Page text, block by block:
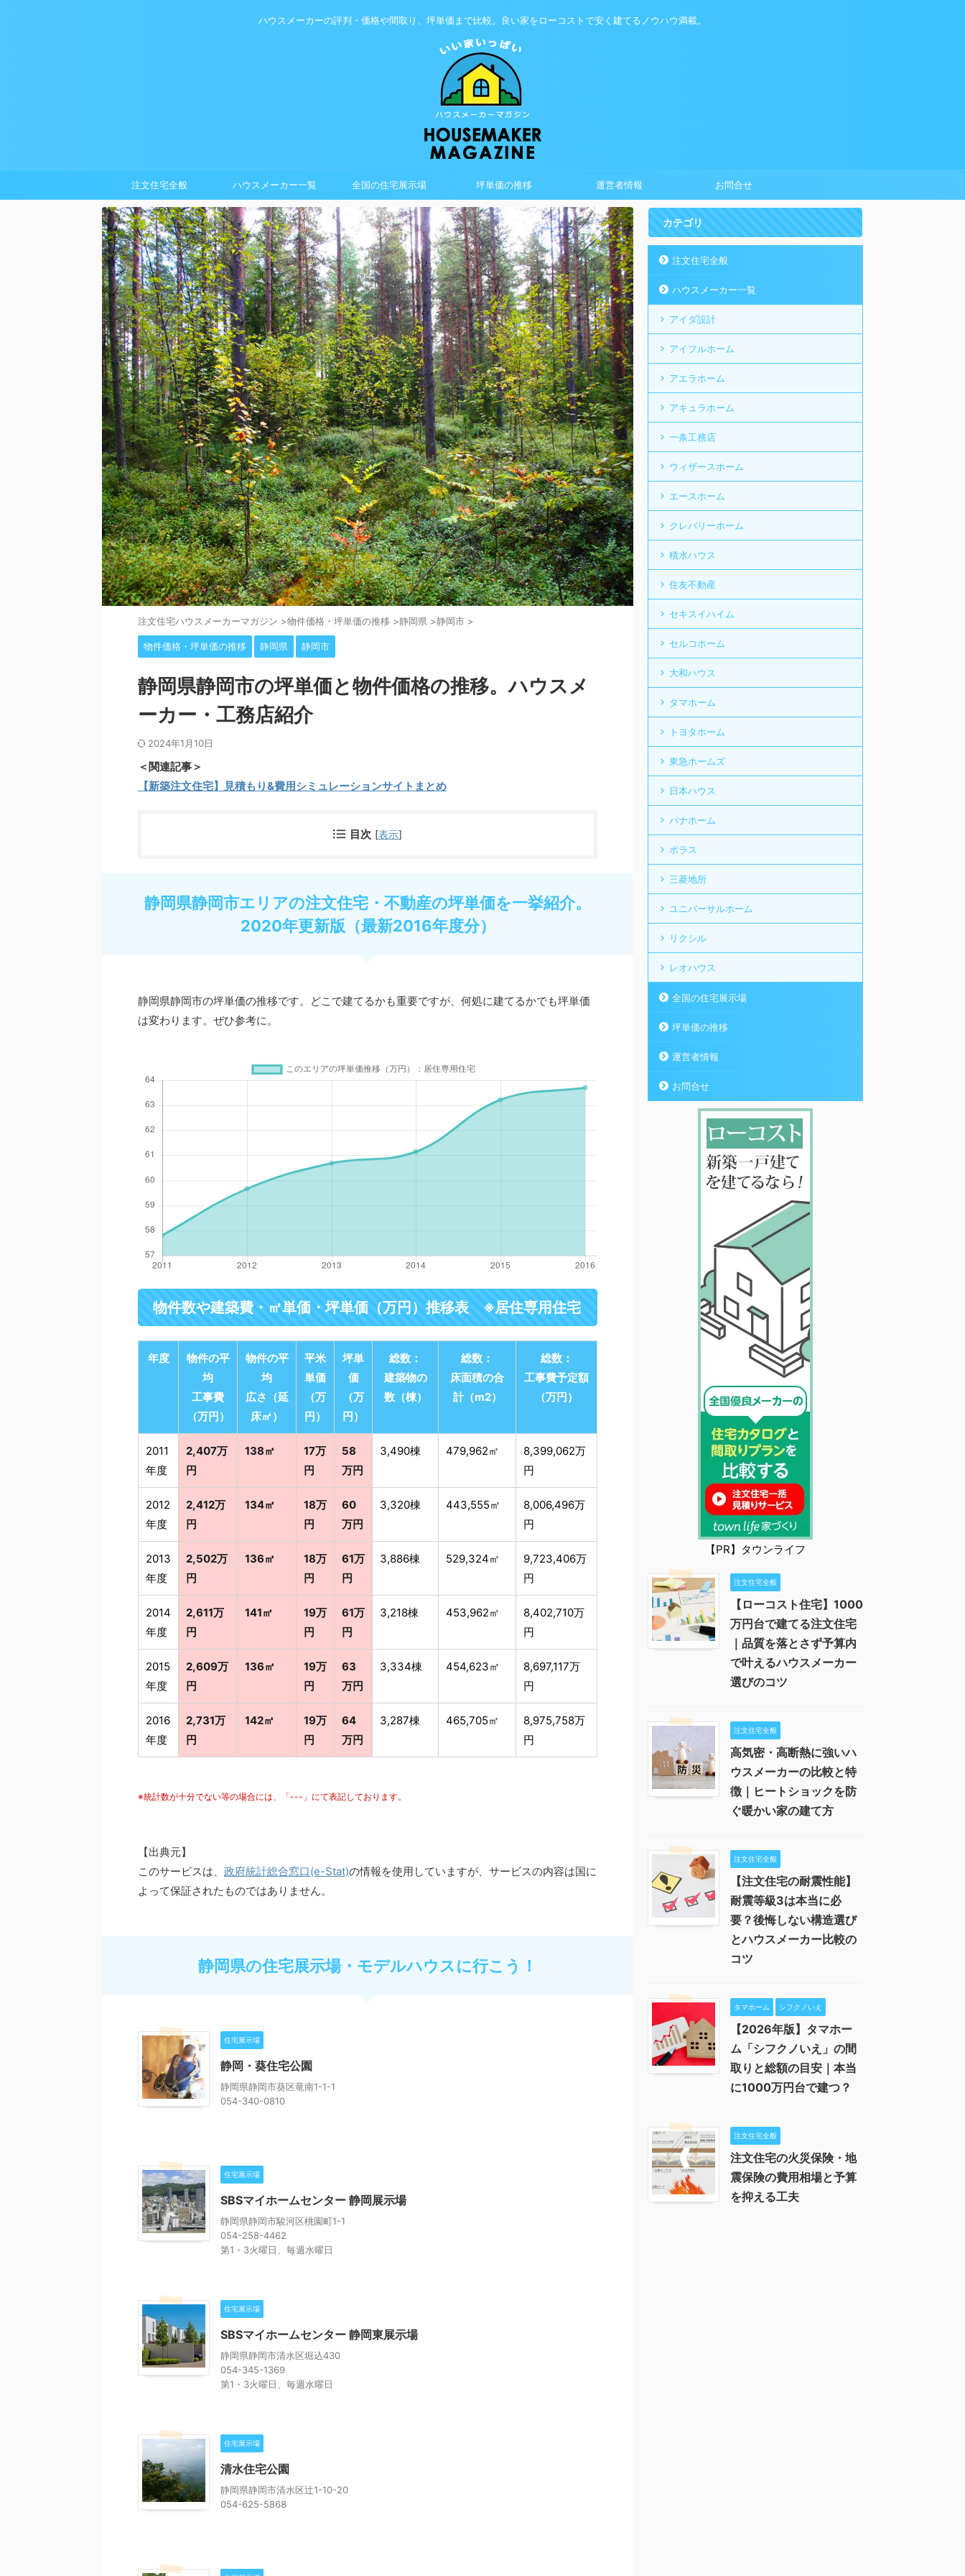
ハウスメーカーの評判・価格や間取り、坪単価まで比較。良い家をローコストで安く建てるノウハウ満載。
注文住宅全般 ハウスメーカー一覧 全国の住宅展示場 坪単価の推移 運営者情報 お問合せ
注⽂住宅ハウスメーカーマガジン >物件価格・坪単価の推移 >静岡県 >静岡市 >
物件価格・坪単価の推移 静岡県 静岡市
静岡県静岡市の坪単価と物件価格の推移。ハウスメ
ーカー・工務店紹介
2024年1月10日
＜関連記事＞
【新築注文住宅】見積もり&費用シミュレーションサイトまとめ
目次 [表示]
静岡県静岡市エリアの注文住宅・不動産の坪単価を一挙紹介。
2020年更新版（最新2016年度分）
静岡県静岡市の坪単価の推移です。どこで建てるかも重要ですが、何処に建てるかでも坪単価
は変わります。ぜひ参考に。
物件数や建築費・㎡単価・坪単価（万円）推移表 ※居住専用住宅
年度
物件の平
均
工事費
（万円）
物件の平
均
広さ（延
床㎡）
平米
単価
（万
円）
坪単
価
（万
円）
総数：
建築物の
数（棟）
総数：
床面積の合
計（m2）
総数：
工事費予定額
（万円）
2011
年度
2,407万
円
138㎡
17万
円
58
万円
3,490棟 479,962㎡
8,399,062万
円
2012
年度
2,412万
円
134㎡
18万
円
60
万円
3,320棟 443,555㎡
8,006,496万
円
2013
年度
2,502万
円
136㎡
18万
円
61万
円
3,886棟 529,324㎡
9,723,406万
円
2014
年度
2,611万
円
141㎡
19万
円
61万
円
3,218棟 453,962㎡
8,402,710万
円
2015
年度
2,609万
円
136㎡
19万
円
63
万円
3,334棟 454,623㎡
8,697,117万
円
2016
年度
2,731万
円
142㎡
19万
円
64
万円
3,287棟 465,705㎡
8,975,758万
円
※統計数が十分でない等の場合には、「---」にて表記しております。
【出典元】
このサービスは、 政府統計総合窓口(e-Stat)の情報を使用していますが、サービスの内容は国に
よって保証されたものではありません。
静岡県の住宅展示場・モデルハウスに行こう！
住宅展示場
静岡・葵住宅公園
静岡県静岡市葵区竜南1-1-1
054-340-0810
住宅展示場
SBSマイホームセンター 静岡展示場
静岡県静岡市駿河区桃園町1-1
054-258-4462
第1・3火曜日、毎週水曜日
住宅展示場
SBSマイホームセンター 静岡東展示場
静岡県静岡市清水区堀込430
054-345-1369
第1・3火曜日、毎週水曜日
住宅展示場
清水住宅公園
静岡県静岡市清水区辻1-10-20
054-625-5868
カテゴリ
注文住宅全般
ハウスメーカー一覧
アイダ設計
アイフルホーム
アエラホーム
アキュラホーム
一条工務店
ウィザースホーム
エースホーム
クレバリーホーム
積水ハウス
住友不動産
セキスイハイム
セルコホーム
大和ハウス
タマホーム
トヨタホーム
東急ホームズ
日本ハウス
パナホーム
ポラス
三菱地所
ユニバーサルホーム
リクシル
レオハウス
全国の住宅展示場
坪単価の推移
運営者情報
お問合せ
【PR】タウンライフ
注文住宅全般
【ローコスト住宅】1000
万円台で建てる注文住宅
｜品質を落とさず予算内
で叶えるハウスメーカー
選びのコツ
注文住宅全般
高気密・高断熱に強いハ
ウスメーカーの比較と特
徴｜ヒートショックを防
ぐ暖かい家の建て方
注文住宅全般
【注文住宅の耐震性能】
耐震等級3は本当に必
要？後悔しない構造選び
とハウスメーカー比較の
コツ
タマホーム シフクノいえ
【2026年版】タマホー
ム「シフクノいえ」の間
取りと総額の目安｜本当
に1000万円台で建つ？
注文住宅全般
注文住宅の火災保険・地
震保険の費用相場と予算
を抑える工夫